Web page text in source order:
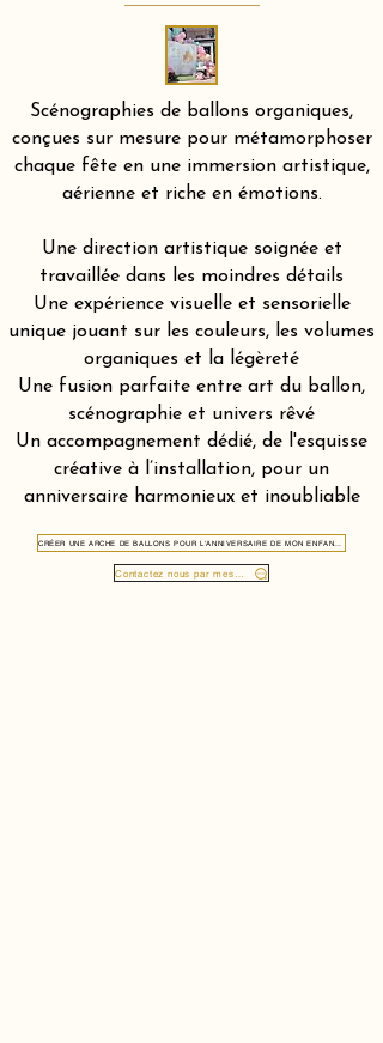
Scénographies de ballons organiques,
conçues sur mesure pour métamorphoser
chaque fête en une immersion artistique,
aérienne et riche en émotions.
Une direction artistique soignée et
travaillée dans les moindres détails
Une expérience visuelle et sensorielle
unique jouant sur les couleurs, les volumes
organiques et la légèreté
Une fusion parfaite entre art du ballon,
scénographie et univers rêvé
Un accompagnement dédié, de l'esquisse
créative à l’installation, pour un
anniversaire harmonieux et inoubliable